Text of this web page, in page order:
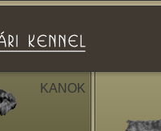
KANOK